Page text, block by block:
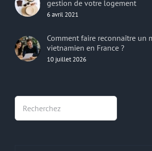
gestion de votre logement
6 avril 2021
Comment faire reconnaître un
vietnamien en France ?
10 juillet 2026